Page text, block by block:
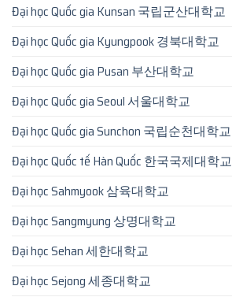
Đại học Quốc gia Kunsan 국립군산대학교
Đại học Quốc gia Kyungpook 경북대학교
Đại học Quốc gia Pusan 부산대학교
Đại học Quốc gia Seoul 서울대학교
Đại học Quốc gia Sunchon 국립순천대학교
Đại học Quốc tế Hàn Quốc 한국국제대학교
Đại học Sahmyook 삼육대학교
Đại học Sangmyung 상명대학교
Đại học Sehan 세한대학교
Đại học Sejong 세종대학교